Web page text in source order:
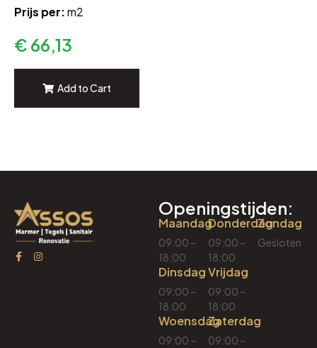
Prijs per:m2
€ 66,13
Add to Cart
Openingstijden:
Maandag
09:00 –
18:00
Dinsdag
09:00 –
18:00
Woensdag
09:00 –
Donderdag
09:00 –
18:00
Vrijdag
09:00 –
18:00
Zaterdag
09:00 –
Zondag
Gesloten